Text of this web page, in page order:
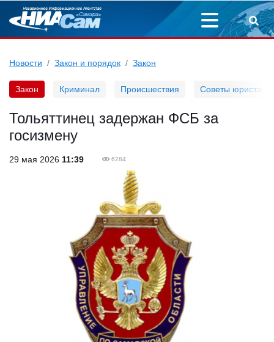
Новости Закон и порядок Закон
Закон Криминал Происшествия Советы юриста
Тольяттинец задержан ФСБ за
госизмену
29 мая 2026 11:39 6284